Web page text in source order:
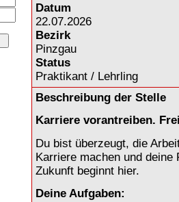
Datum
22.07.2026
Bezirk
Pinzgau
Status
Praktikant / Lehrling
Beschreibung der Stelle
Karriere vorantreiben.
Du bist überzeugt, die
Karriere machen und
Zukunft beginnt hier.
Deine Aufgaben: